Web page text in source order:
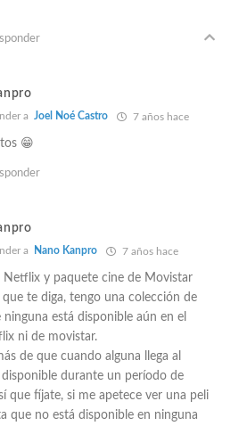
a Joel Noé Castro 7 años hace
😁
a Nano Kanpro 7 años hace
Netflix y paquete cine de Movistar
que te diga, tengo una colección de
está disponible aún en el
ni de movistar.
de que cuando alguna llega al
durante un período de
que fíjate, si me apetece ver una peli
que no está disponible en ninguna